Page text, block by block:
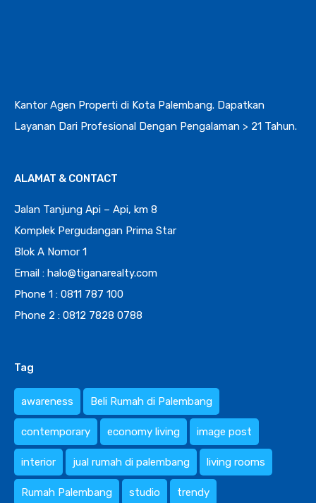
Kantor Agen Properti di Kota Palembang. Dapatkan
Layanan Dari Profesional Dengan Pengalaman > 21 Tahun.
ALAMAT & CONTACT
Jalan Tanjung Api – Api, km 8
Komplek Pergudangan Prima Star
Blok A Nomor 1
Email : halo@tiganarealty.com
Phone 1 : 0811 787 100
Phone 2 : 0812 7828 0788
Tag
awareness Beli Rumah di Palembang
contemporary economy living image post
interior jual rumah di palembang living rooms
Rumah Palembang studio trendy